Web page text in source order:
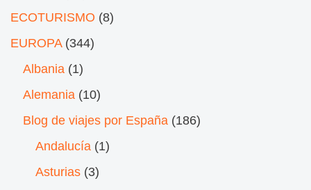
ECOTURISMO (8)
EUROPA(344)
Albania (1)
Alemania (10)
Blog de viajes por España (186)
Andalucía (1)
Asturias (3)